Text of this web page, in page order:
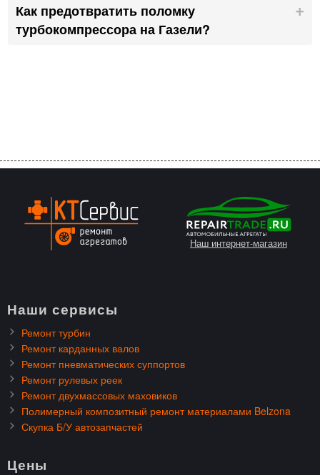
Как предотвратить поломку
турбокомпрессора на Газели?
Наш интернет-магазин
Наши сервисы
Ремонт турбин
Ремонт карданных валов
Ремонт пневматических суппортов
Ремонт рулевых реек
Ремонт двухмассовых маховиков
Полимерный композитный ремонт материалами Belzona
Скупка Б/У автозапчастей
Цены